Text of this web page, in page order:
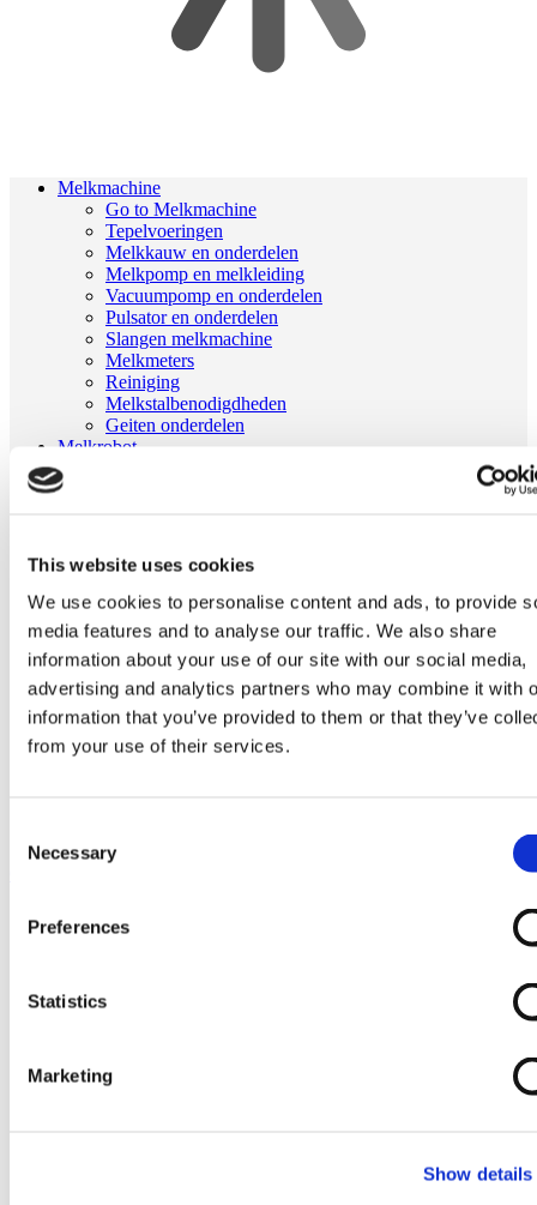
This website uses cookies
We use cookies to personalise content and ads, to provide
media features and to analyse our traffic. We also share
information about your use of our site with our social media,
advertising and analytics partners who may combine it with
information that you’ve provided to them or that they’ve
from your use of their services.
Selection
Necessary
Preferences
Statistics
Marketing
Show details
Melkmachine
Go to Melkmachine
Tepelvoeringen
Melkkauw en onderdelen
Melkpomp en melkleiding
Vacuumpomp en onderdelen
Pulsator en onderdelen
Slangen melkmachine
Melkmeters
Reiniging
Melkstalbenodigdheden
Geiten onderdelen
Melkrobot
Fullwood Merlin
GEA MIone
Stal benodigdheden
Go to Stal benodigdheden
Koeborstel
Ambic onderdelen
Minimelkers
stalartikelen
Skelex